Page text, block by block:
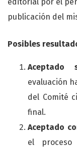
publicación del
Posibles
Aceptado
evaluación
del Comité
final.
Aceptado
el